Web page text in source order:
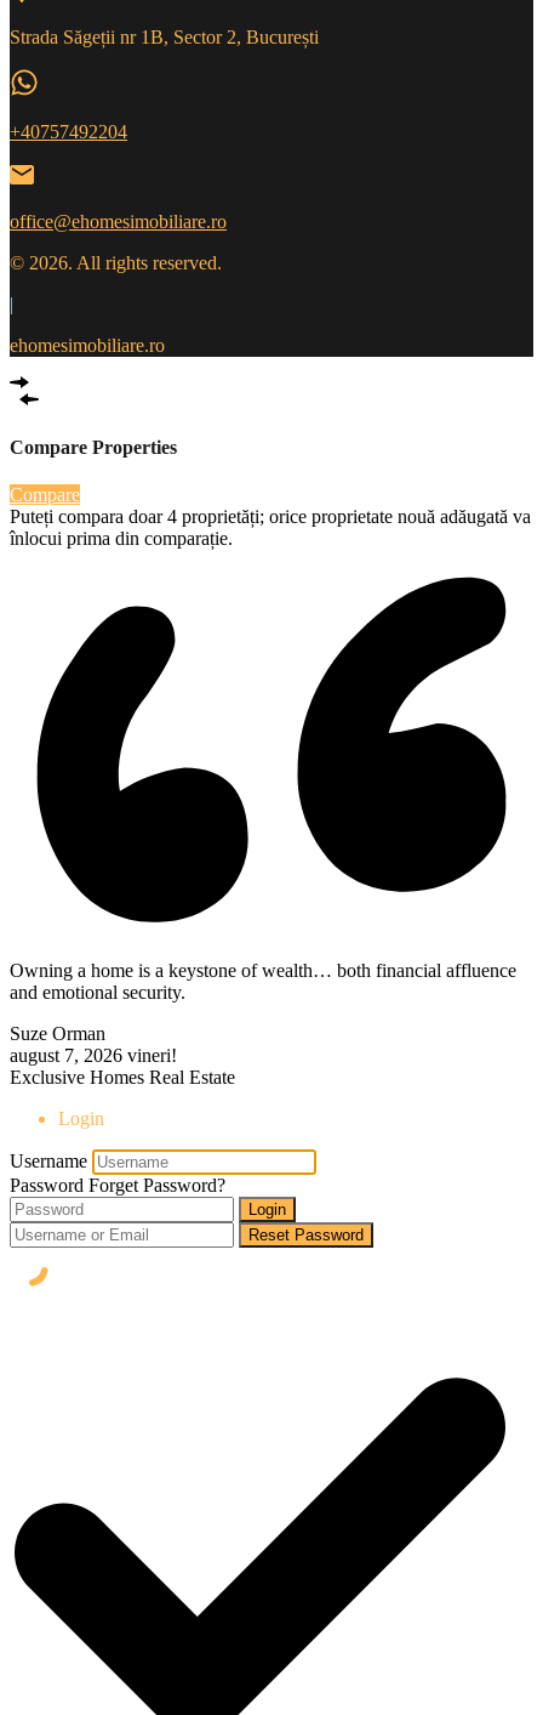
Strada Săgeții nr 1B, Sector 2, București
+40757492204
office@ehomesimobiliare.ro
© 2026. All rights reserved.
|
ehomesimobiliare.ro
Compare Properties
Compare
Puteți compara doar 4 proprietăți; orice proprietate nouă adăugată va
înlocui prima din comparație.
Owning a home is a keystone of wealth… both financial affluence
and emotional security.
Suze Orman
august 7, 2026 vineri!
Exclusive Homes Real Estate
Login
Username
Password Forget Password?
Login
Reset Password